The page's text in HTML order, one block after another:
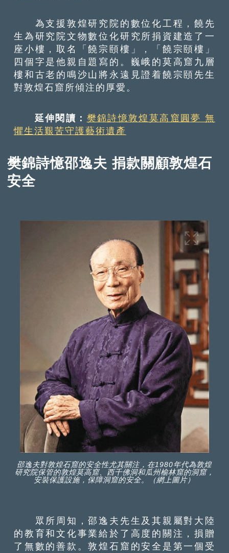
為支援敦煌研究院的數位化工程，饒先
生為研究院文物數位化研究所捐資建造了一
座小樓，取名「饒宗頤樓」，「饒宗頤樓」
四個字是他親自題寫的。巍峨的莫高窟九層
樓和古老的鳴沙山將永遠見證着饒宗頤先生
對敦煌石窟所傾注的厚愛。
延伸閱讀： 樊錦詩憶敦煌莫高窟圓夢 無
懼生活艱苦守護藝術遺產
樊錦詩憶邵逸夫 捐款關顧敦煌石
安全
邵逸夫對敦煌石窟的安全性尤其關注，在1980年代為敦煌
研究院保管的敦煌莫高窟、西千佛洞和瓜州榆林窟的洞窟，
安裝保護設施，保障洞窟的安全。（網上圖片）
眾所周知，邵逸夫先生及其親屬對大陸
的教育和文化事業給於了高度的關注，損贈
了無數的善款。敦煌石窟的安全是第一個受